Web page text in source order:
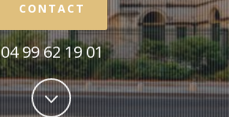
CONTACT
04 99 62 19 01